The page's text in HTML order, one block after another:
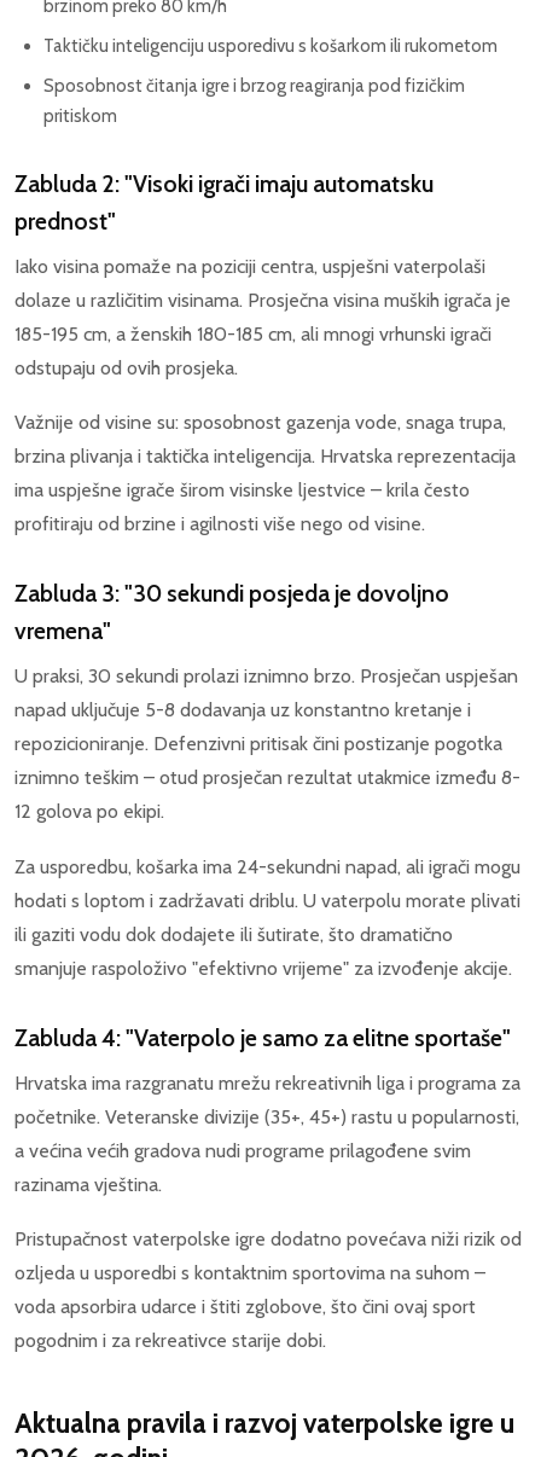
brzinom preko 80 km/h
Taktičku inteligenciju usporedivu s košarkom ili rukometom
Sposobnost čitanja igre i brzog reagiranja pod fizičkim
pritiskom
Zabluda 2: "Visoki igrači imaju automatsku
prednost"
Iako visina pomaže na poziciji centra, uspješni vaterpolaši
dolaze u različitim visinama. Prosječna visina muških igrača je
185-195 cm, a ženskih 180-185 cm, ali mnogi vrhunski igrači
odstupaju od ovih prosjeka.
Važnije od visine su: sposobnost gazenja vode, snaga trupa,
brzina plivanja i taktička inteligencija. Hrvatska reprezentacija
ima uspješne igrače širom visinske ljestvice – krila često
profitiraju od brzine i agilnosti više nego od visine.
Zabluda 3: "30 sekundi posjeda je dovoljno
vremena"
U praksi, 30 sekundi prolazi iznimno brzo. Prosječan uspješan
napad uključuje 5-8 dodavanja uz konstantno kretanje i
repozicioniranje. Defenzivni pritisak čini postizanje pogotka
iznimno teškim – otud prosječan rezultat utakmice između 8-
12 golova po ekipi.
Za usporedbu, košarka ima 24-sekundni napad, ali igrači mogu
hodati s loptom i zadržavati driblu. U vaterpolu morate plivati
ili gaziti vodu dok dodajete ili šutirate, što dramatično
smanjuje raspoloživo "efektivno vrijeme" za izvođenje akcije.
Zabluda 4: "Vaterpolo je samo za elitne sportaše"
Hrvatska ima razgranatu mrežu rekreativnih liga i programa za
početnike. Veteranske divizije (35+, 45+) rastu u popularnosti,
a većina većih gradova nudi programe prilagođene svim
razinama vještina.
Pristupačnost vaterpolske igre dodatno povećava niži rizik od
ozljeda u usporedbi s kontaktnim sportovima na suhom –
voda apsorbira udarce i štiti zglobove, što čini ovaj sport
pogodnim i za rekreativce starije dobi.
Aktualna pravila i razvoj vaterpolske igre u